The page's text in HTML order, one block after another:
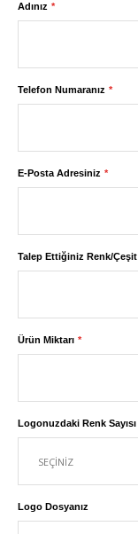
Adınız
Telefon Numaranız
E-Posta Adresiniz
Talep Ettiğiniz Renk/Çeşit
Ürün Miktarı
Logonuzdaki Renk Sayısı
Logo Dosyanız